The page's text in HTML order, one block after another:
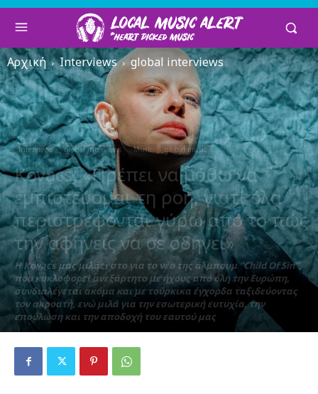
Αρχική Interviews global interviews
Interviews global interviews Music global music
Kovacs: «Πρέπει να μάθω να
εμπιστεύομαι τη ροή, γιατί όλα
περιστρέφονται γύρω από το πώς
την αφήνεις να σε οδηγεί»
Η Kovacs μας μιλάει στο για το νέο της άλμπουμ “Child Of Sin”,
που κυκλοφορεί ανεξάρτητο με ήχους από όλη την Ευρώπη,
συνδιαλέγεται ακόμα και με τούρκικα έγχορδα ταξιδεύοντας
τον ακροατή, ενώ μιλά για την εσωτερική ευτυχία, την
επούλωση και την αποδοχή του εαυτού μας
Από Μύριαμ Παρασκευοπούλου - 27 Ιανουαρίου 2023 212 0